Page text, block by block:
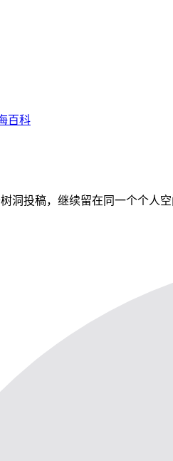
百科
洞投稿，继续留在同一个个人